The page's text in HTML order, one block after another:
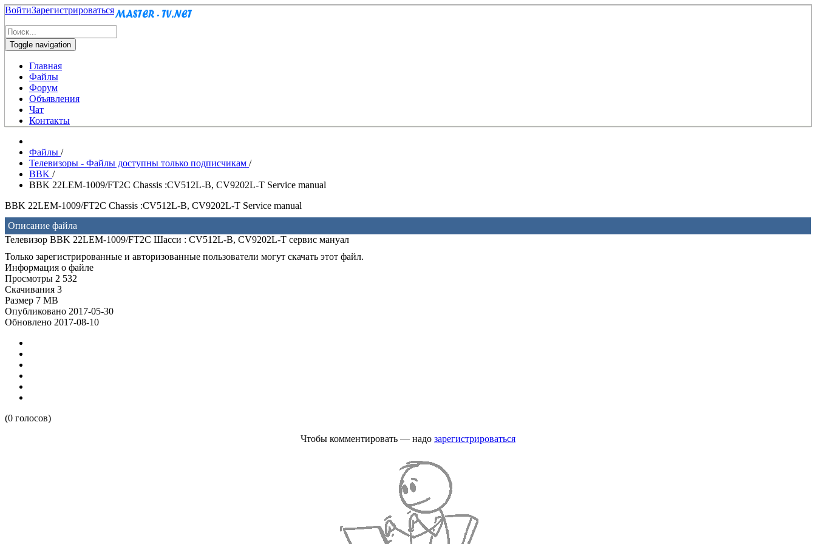
ВойтиЗарегистрироваться
Toggle navigation
Главная
Файлы
Форум
Объявления
Чат
Контакты
Файлы /
Телевизоры - Файлы доступны только подписчикам /
BBK /
BBK 22LEM-1009/FT2C Chassis :CV512L-B, CV9202L-T Service manual
BBK 22LEM-1009/FT2C Chassis :CV512L-B, CV9202L-T Service manual
Описание файла
Телевизор BBK 22LEM-1009/FT2C Шасси : CV512L-B, CV9202L-T сервис мануал
Только зарегистрированные и авторизованные пользователи могут скачать этот файл.
Информация о файле
Просмотры 2 532
Скачивания 3
Размер 7 MB
Опубликовано 2017-05-30
Обновлено 2017-08-10
(0 голосов)
Чтобы комментировать — надо зарегистрироваться